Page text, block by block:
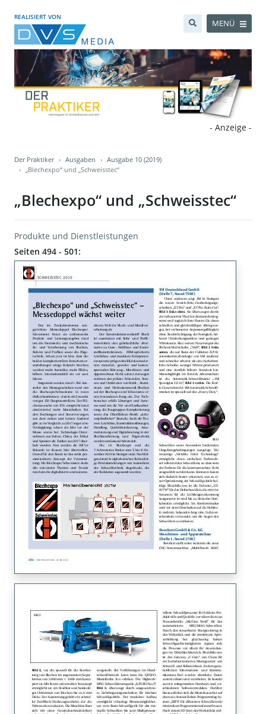
REALISIERT VON
MENÜ
- Anzeige -
Der Praktiker Ausgaben
Ausgabe 10 (2019)
„Blechexpo“ und „Schweisstec“
„Blechexpo“ und „Schweisstec“
Produkte und Dienstleistungen
Seiten 494 - 501: